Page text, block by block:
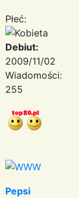
Płeć:
Debiut:
2009/11/02
Wiadomości:
255
Pepsi